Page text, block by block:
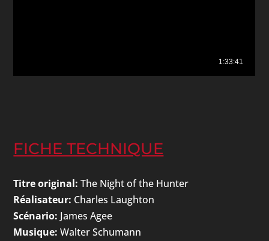
FICHE TECHNIQUE
Titre original: The Night of the Hunter
Réalisateur: Charles Laughton
Scénario: James Agee
Musique: Walter Schumann